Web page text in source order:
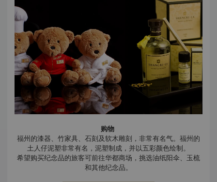
另外一个景点是妩媚迷人的郁金香园，亭亭玉立的郁金香遍地
开花，紫红色、浅黄色和粉红色的花朵让人眼花缭乱、陶醉不
于山风景区
于山风景区位于福州的中心地带，正对乌山，海拔58.6米，横
跨面积约11.9公顷。
宗教性和历史性的地标星罗棋布，构成一幅如诗如画的帷幕。
放眼望去，这如诗如画的福州景点就像一个巨大的海龟。
自唐代以来，福州的于山风景区已闻名遐迩，白塔矗立在于山
之西麓。与白塔遥遥相对，乌塔矗立在于山之南麓。
白塔是一座七层八角楼阁式砖木塔，是游客的最佳观光点，此
处可以俯瞰福州的都市风景，让人叹为观止。
光中遥相呼应，更是蔚为壮观。
三坊七巷
这是鼓楼区南后街两旁从北到南依次排列的十条坊巷的简称。
作为福州城市的文脉，它浓缩着福州千年的历史。重新修缮后
的三坊七巷再现了福州明清古建筑的风貌。
购物
福州的漆器、竹家具、石刻及软木雕刻，非常有名气。福州的
土人仔泥塑非常有名，泥塑制成，并以五彩颜色绘制。
希望购买纪念品的旅客可前往华都商场，挑选油纸阳伞、玉梳
和其他纪念品。